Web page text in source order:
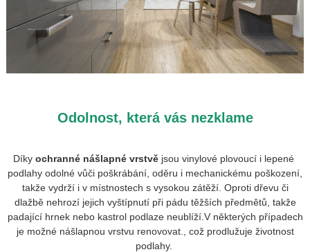
Odolnost, která vás nezklame
Díky ochranné nášlapné vrstvě jsou vinylové plovoucí i lepené
podlahy odolné vůči poškrábání, oděru i mechanickému poškození,
takže vydrží i v místnostech s vysokou zátěží. Oproti dřevu či
dlažbě nehrozí jejich vyštípnutí při pádu těžších předmětů, takže
padající hrnek nebo kastrol podlaze neublíží.V některých případech
je možné nášlapnou vrstvu renovovat., což prodlužuje životnost
podlahy.